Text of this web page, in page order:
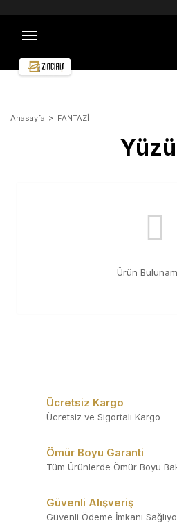
TOPTAN ALIŞVERİŞLER İÇİN İLETİŞİME
Anasayfa FANTAZİ
Ürün
Ücretsiz Kargo
Ücretsiz ve Sigortalı Kargo
Ömür Boyu Garanti
Tüm Ürünlerde Ömür Boyu
Güvenli Alışveriş
Güvenli Ödeme İmkanı